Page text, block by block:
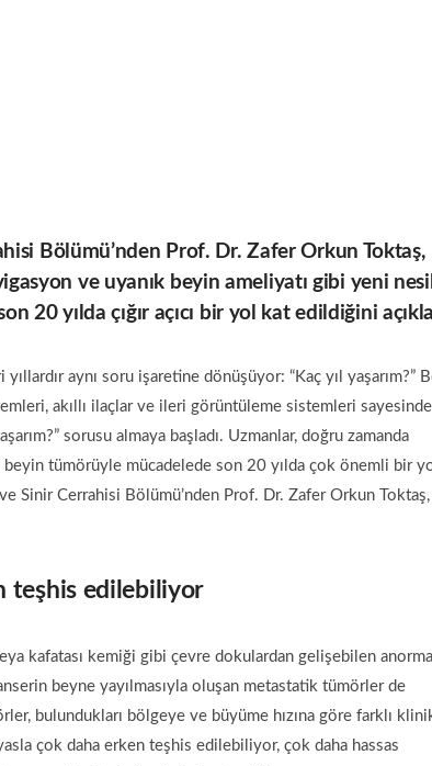
Bölümü’nden Prof. Dr. Zafer Orkun Toktaş,
ve uyanık beyin ameliyatı gibi yeni nesil
yılda çığır açıcı bir yol kat edildiğini
aynı soru işaretine dönüşüyor: “Kaç yıl yaşarım?”
akıllı ilaçlar ve ileri görüntüleme sistemleri sayesinde
sorusu almaya başladı. Uzmanlar, doğru zamanda
tümörüyle mücadelede son 20 yılda çok önemli bir
Sinir Cerrahisi Bölümü’nden Prof. Dr. Zafer Orkun Toktaş,
teşhis edilebiliyor
kafatası kemiği gibi çevre dokulardan gelişebilen anormal
beyne yayılmasıyla oluşan metastatik tümörler de
bulundukları bölgeye ve büyüme hızına göre farklı
çok daha erken teşhis edilebiliyor, çok daha hassas